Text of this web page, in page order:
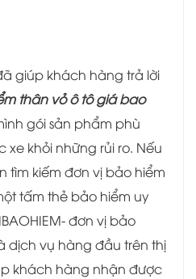
giúp khách hàng trả lời
thân vỏ ô tô giá bao
gói sản phẩm phù
khỏi những rủi ro. Nếu
tìm kiếm đơn vị bảo hiểm
tấm thẻ bảo hiểm uy
đơn vị bảo
dịch vụ hàng đầu trên thị
khách hàng nhận được